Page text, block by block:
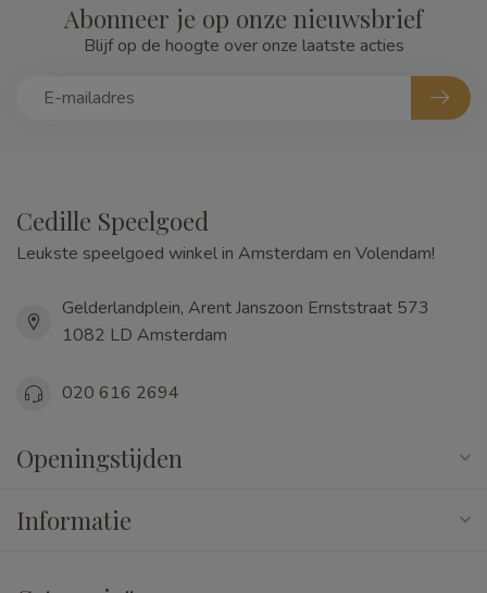
Abonneer je op onze nieuwsbrief
Blijf op de hoogte over onze laatste acties
Cedille Speelgoed
Leukste speelgoed winkel in Amsterdam en Volendam!
Gelderlandplein, Arent Janszoon Ernststraat 573
1082 LD Amsterdam
020 616 2694
Openingstijden
Informatie